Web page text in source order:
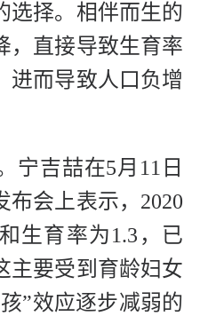
选择。相伴而生的
，直接导致生育率
进而导致人口负增
宁吉喆在5月11日
布会上表示，2020
生育率为1.3，已
主要受到育龄妇女
”效应逐步减弱的